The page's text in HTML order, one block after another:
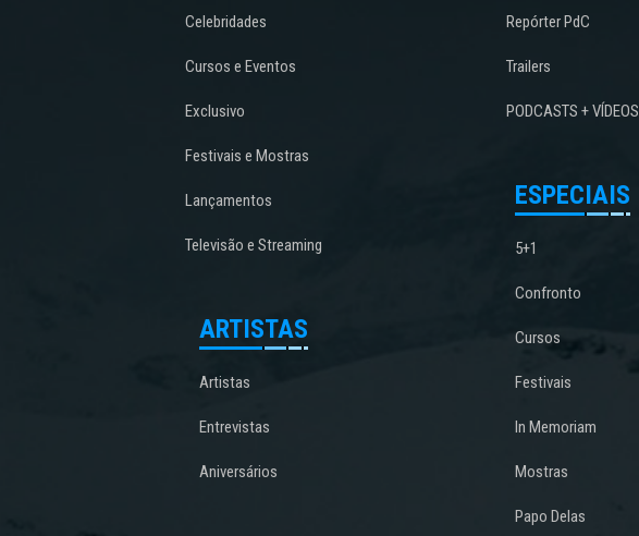
Celebridades
Cursos e Eventos
Exclusivo
Festivais e Mostras
Lançamentos
Televisão e Streaming
ARTISTAS
Artistas
Entrevistas
Aniversários
Repórter PdC
Trailers
PODCASTS + VÍDEOS
ESPECIAIS
5+1
Confronto
Cursos
Festivais
In Memoriam
Mostras
Papo Delas